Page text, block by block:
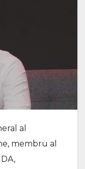
al
membru al